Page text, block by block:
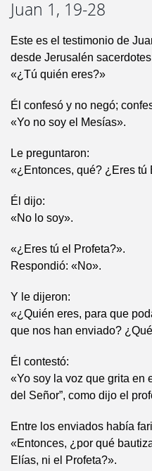
Juan 1, 19-28
Este es el testimonio de
desde Jerusalén
«¿Tú quién eres?»
Él confesó y no negó;
«Yo no soy el Mesías».
Le preguntaron:
«¿Entonces, qué? ¿Eres tú
Él dijo:
«No lo soy».
«¿Eres tú el Profeta?».
Respondió: «No».
Y le dijeron:
«¿Quién eres, para que
que nos han enviado?
Él contestó:
«Yo soy la voz que grita en
del Señor”, como dijo el
Entre los enviados había
«Entonces, ¿por qué
Elías, ni el Profeta?».